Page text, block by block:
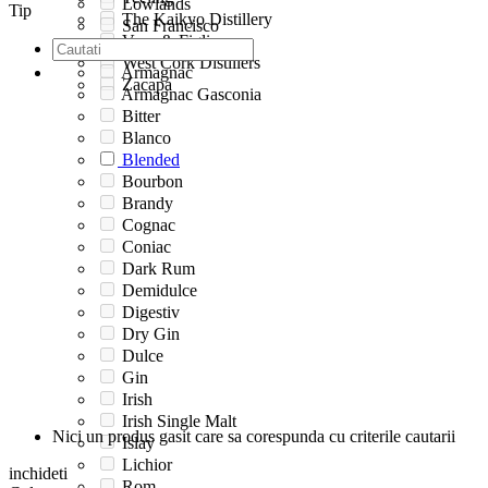
The Kaikyo Distillery
Vena & Figli
West Cork Distillers
Zacapa
San Francisco
Tip
Armagnac
Armagnac Gasconia
Bitter
Blanco
Blended
Bourbon
Brandy
Cognac
Coniac
Dark Rum
Demidulce
Digestiv
Dry Gin
Dulce
Gin
Irish
Irish Single Malt
Islay
Lichior
Nici un produs gasit care sa corespunda cu criterile cautarii
inchideti